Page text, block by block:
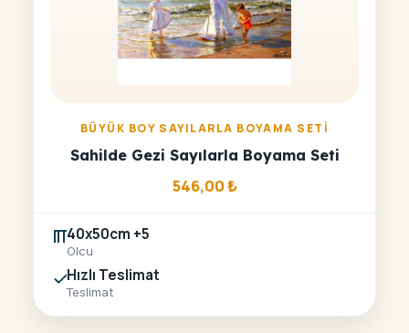
BÜYÜK BOY SAYILARLA BOYAMA SETI
Sahilde Gezi Sayılarla Boyama Seti
546,00₺
40x50cm +5
Olcu
Hızlı Teslimat
Teslimat